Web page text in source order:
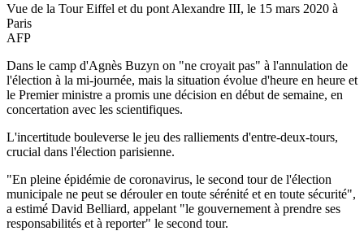
Vue de la Tour Eiffel et du pont Alexandre III, le 15 mars 2020 à
Paris
AFP
Dans le camp d'Agnès Buzyn on "ne croyait pas" à l'annulation de
l'élection à la mi-journée, mais la situation évolue d'heure en heure et
le Premier ministre a promis une décision en début de semaine, en
concertation avec les scientifiques.
L'incertitude bouleverse le jeu des ralliements d'entre-deux-tours,
crucial dans l'élection parisienne.
"En pleine épidémie de coronavirus, le second tour de l'élection
municipale ne peut se dérouler en toute sérénité et en toute sécurité",
a estimé David Belliard, appelant "le gouvernement à prendre ses
responsabilités et à reporter" le second tour.